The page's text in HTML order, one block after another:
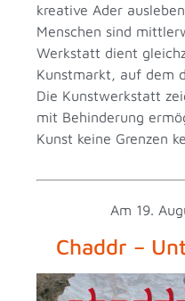
kreative Ader
Menschen sind
Werkstatt dient
Kunstmarkt, auf dem
Die Kunstwerkstatt
mit Behinderung
Kunst keine Grenzen
Am 19.
Chaddr –